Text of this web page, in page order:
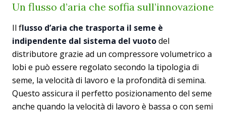
Un flusso d’aria che soffia sull’innovazione
Il flusso d’aria che trasporta il seme è
indipendente dal sistema del vuotodel
distributore grazie ad un compressore volumetrico a
lobi e può essere regolato secondo la tipologia di
seme, la velocità di lavoro e la profondità di semina.
Questo assicura il perfetto posizionamento del seme
anche quando la velocità di lavoro è bassa o con semi